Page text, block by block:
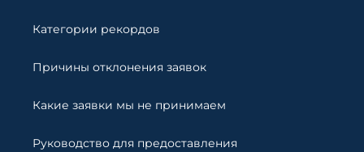
Категории рекордов
Причины отклонения заявок
Какие заявки мы не принимаем
Руководство для предоставления